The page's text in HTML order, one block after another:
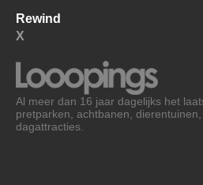
Rewind
X
Al meer dan 16 jaar dagelijks het
pretparken, achtbanen,
dagattracties.